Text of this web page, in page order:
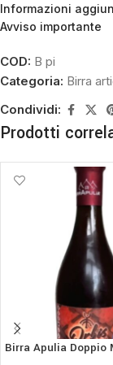
Informazioni
Avviso importante
COD: B pi
Categoria: Birra
Condividi:
Prodotti
Birra Apulia Doppio